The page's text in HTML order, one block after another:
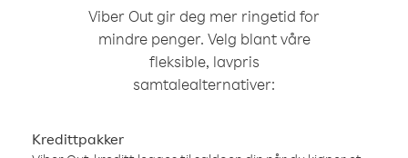
Viber Out gir deg mer ringetid for
mindre penger. Velg blant våre
fleksible, lavpris
samtalealternativer:
Kredittpakker